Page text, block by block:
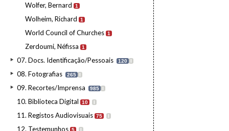
Wolfer, Bernard 1
Wolheim, Richard 1
World Council of Churches 1
Zerdoumi, Néfissa 1
07. Docs. Identificação/Pessoais 120 I
08. Fotografias 265 I
09. Recortes/Imprensa 985 I
10. Biblioteca Digital 10 I
11. Registos Audiovisuais 75 I
12. Testemunhos 5 I